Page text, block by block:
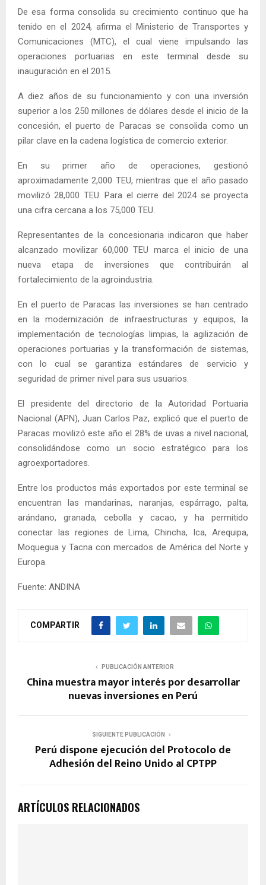
De esa forma consolida su crecimiento continuo que ha
tenido en el 2024, afirma el Ministerio de Transportes y
Comunicaciones (MTC), el cual viene impulsando las
operaciones portuarias en este terminal desde su
inauguración en el 2015.
A diez años de su funcionamiento y con una inversión
superior a los 250 millones de dólares desde el inicio de la
concesión, el puerto de Paracas se consolida como un
pilar clave en la cadena logística de comercio exterior.
En su primer año de operaciones, gestionó
aproximadamente 2,000 TEU, mientras que el año pasado
movilizó 28,000 TEU. Para el cierre del 2024 se proyecta
una cifra cercana a los 75,000 TEU.
Representantes de la concesionaria indicaron que haber
alcanzado movilizar 60,000 TEU marca el inicio de una
nueva etapa de inversiones que contribuirán al
fortalecimiento de la agroindustria.
En el puerto de Paracas las inversiones se han centrado
en la modernización de infraestructuras y equipos, la
implementación de tecnologías limpias, la agilización de
operaciones portuarias y la transformación de sistemas,
con lo cual se garantiza estándares de servicio y
seguridad de primer nivel para sus usuarios.
El presidente del directorio de la Autoridad Portuaria
Nacional (APN), Juan Carlos Paz, explicó que el puerto de
Paracas movilizó este año el 28% de uvas a nivel nacional,
consolidándose como un socio estratégico para los
agroexportadores.
Entre los productos más exportados por este terminal se
encuentran las mandarinas, naranjas, espárrago, palta,
arándano, granada, cebolla y cacao, y ha permitido
conectar las regiones de Lima, Chincha, Ica, Arequipa,
Moquegua y Tacna con mercados de América del Norte y
Europa.
Fuente: ANDINA
COMPARTIR
PUBLICACIÓN ANTERIOR
China muestra mayor interés por desarrollar
nuevas inversiones en Perú
SIGUIENTE PUBLICACIÓN
Perú dispone ejecución del Protocolo de
Adhesión del Reino Unido al CPTPP
ARTÍCULOS RELACIONADOS